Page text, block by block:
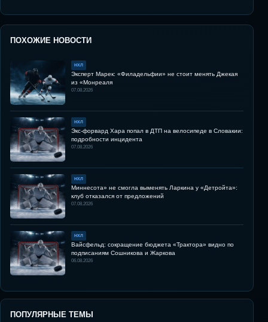
ПОХОЖИЕ НОВОСТИ
НХЛ
Эксперт Марек: «Филадельфии» не стоит менять Джекая
из «Монреаля
07.08.2026
НХЛ
Экс-форвард Хара попал в ДТП на велосипеде в Словакии:
подробности инцидента
07.08.2026
НХЛ
Миннесота» не смогла выменять Ларкина у «Детройта»:
клуб отказался от предложений
07.08.2026
НХЛ
Вайсфельд: сокращение бюджета «Трактора» видно по
подписаниям Сошникова и Жаркова
06.08.2026
ПОПУЛЯРНЫЕ ТЕМЫ